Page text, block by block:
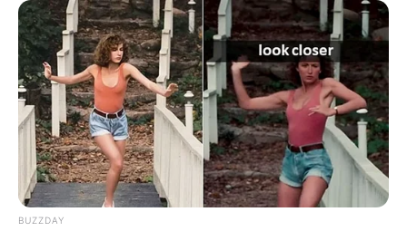
ADICCIÓN
Silvestre Dangond confesó
que tuvo 'problemitas' de
adicción
MADRES
BUZZDAY